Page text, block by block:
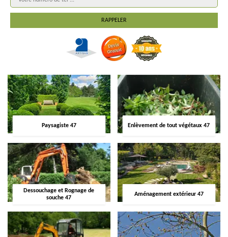
Paysagiste 47 Enlèvement de tout végétaux 47
Dessouchage et Rognage de
souche 47
Aménagement extérieur 47